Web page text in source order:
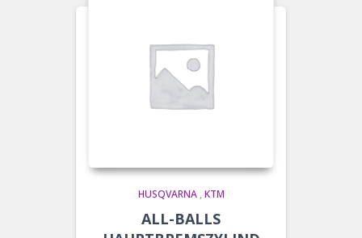
HUSQVARNA, KTM
ALL-BALLS